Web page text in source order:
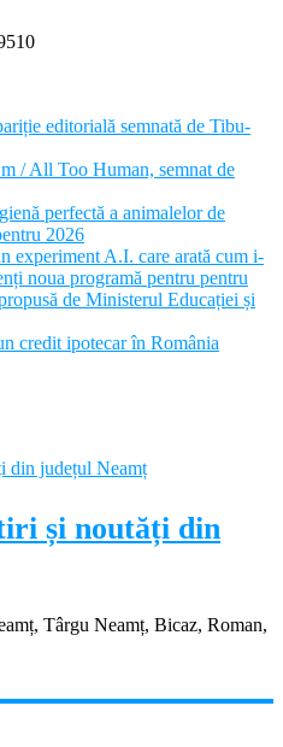
editorială semnată de Tibu-
/ All Too Human, semnat de
perfectă a animalelor de
2026
experiment A.I. care arată cum i-
noua programă pentru pentru
de Ministerul Educației și
credit ipotecar în România
și noutăți din
Târgu Neamț, Bicaz, Roman,